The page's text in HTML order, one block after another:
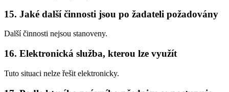
15. Jaké další činnosti jsou po žadateli požadovány
Další činnosti nejsou stanoveny.
16. Elektronická služba, kterou lze využít
Tuto situaci nelze řešit elektronicky.